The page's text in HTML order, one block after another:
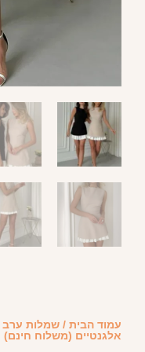
עמוד הבית / שמלות ערב
אלגנטיים (משלוח חינם)